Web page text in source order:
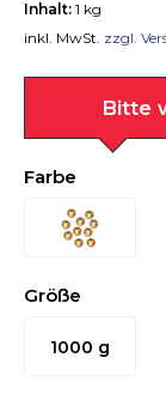
Inhalt: 1 kg
inkl. MwSt. zzgl.
Bitte
Farbe
Größe
1000 g